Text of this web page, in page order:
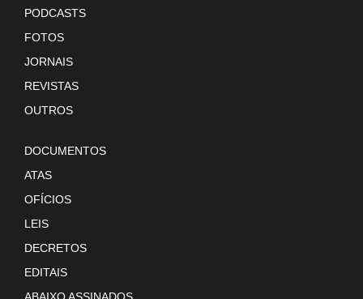
PODCASTS
FOTOS
JORNAIS
REVISTAS
OUTROS
DOCUMENTOS
ATAS
OFÍCIOS
LEIS
DECRETOS
EDITAIS